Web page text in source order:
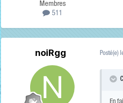
Membres
511
noiRgg Posté(e)